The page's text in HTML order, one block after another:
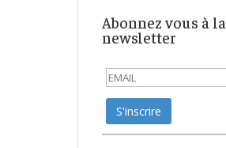
Abonnez vous à la
newsletter